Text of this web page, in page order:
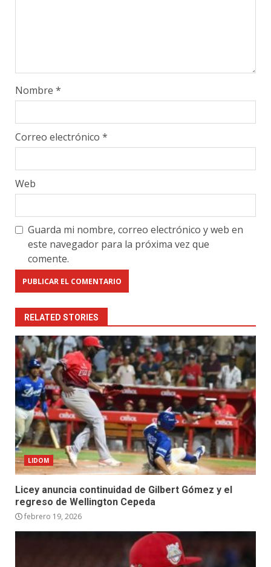
Nombre *
Correo electrónico *
Web
Guarda mi nombre, correo electrónico y web en
este navegador para la próxima vez que
comente.
RELATED STORIES
LIDOM
Licey anuncia continuidad de Gilbert Gómez y el
regreso de Wellington Cepeda
febrero 19, 2026